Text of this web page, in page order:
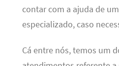
contar com a ajuda de
especializado, caso
Cá entre nós, temos um